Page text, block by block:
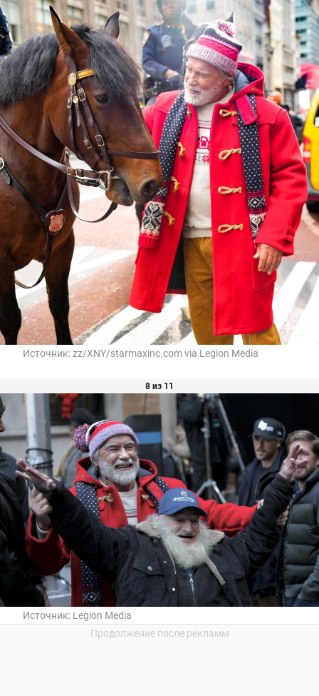
Источник:zz/XNY/starmaxinc.com via Legion Media
8 из 11
Источник: Legion Media